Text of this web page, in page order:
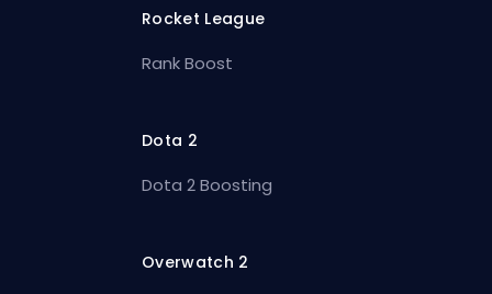
Rocket League
Rank Boost
Dota 2
Dota 2 Boosting
Overwatch 2